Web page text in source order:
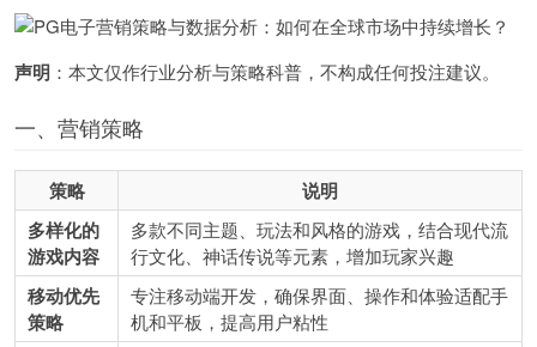
声明 ：本文仅作行业分析与策略科普，不构成任何投注建议。
一、营销策略
策略
说明
多样化的
游戏内容
多款不同主题、玩法和风格的游戏，结合现代流
行文化、神话传说等元素，增加玩家兴趣
移动优先
策略
专注移动端开发，确保界面、操作和体验适配手
机和平板，提高用户粘性